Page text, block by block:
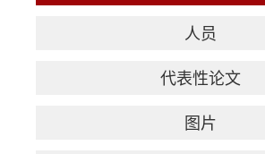
人员
代表性论文
图片